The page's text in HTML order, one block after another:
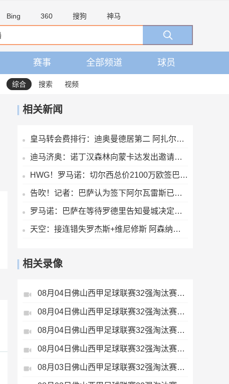
Bing 360 搜狗 神马
赛事 全部频道 球员
综合 搜索 视频
相关新闻
皇马转会费排行：迪奥曼德居第二 阿扎尔第三 C罗第五 齐达内第七
迪马济奥：诺丁汉森林向蒙卡达发出邀请，后者可能前往英超发展
HWG！罗马诺：切尔西总价2100万欧签巴列卡诺28岁左后卫查瓦里亚
告吹！记者：巴萨认为签下阿尔瓦雷斯已无可能，正在寻找备选目标
罗马诺：巴萨在等待罗德里告知曼城决定，想尽量快速推进以防意外
天空：接连错失罗杰斯+维尼修斯 阿森纳有意巴尔科拉但1.45亿太贵
相关录像
08月04日佛山西甲足球联赛32强淘汰赛广东西南建设VS香港圣徒全场录像
08月04日佛山西甲足球联赛32强淘汰赛藝品高國際VS湛江狂狼·粵辉能源全场录像
08月04日佛山西甲足球联赛32强淘汰赛贪玩游戏VS美的薪火全场录像
08月04日佛山西甲足球联赛32强淘汰赛肇庆恒骏成VS三七互娱全场录像
08月03日佛山西甲足球联赛32强淘汰赛广东客家青年VS广州英华思力U17全场录像